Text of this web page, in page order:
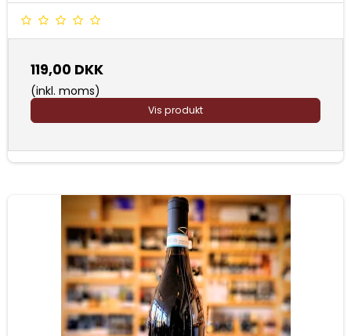
119,00 DKK
(inkl. moms)
Vis produkt